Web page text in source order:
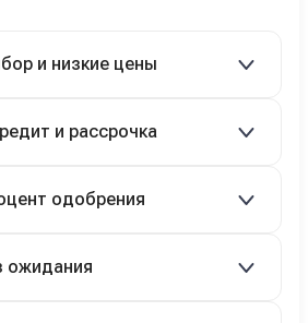
и низкие цены
и рассрочка
года при первом взносе 35–50%.
одобрения
ожидания